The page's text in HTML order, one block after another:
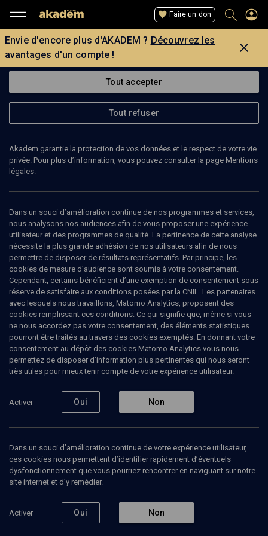
Faire un don
Envie d'encore plus d'AKADEM ? Découvrez les
avantages d'un compte !
Retour
Abonnez-vous à notre newsletter
La rédaction
Tout accepter
Tout refuser
Akadem garantie la protection de vos données et le respect de votre vie
privée. Pour plus d’information, vous pouvez consulter la page Mentions
légales.
Dans un souci d’amélioration continue de nos programmes et services,
nous analysons nos audiences afin de vous proposer une expérience
utilisateur et des programmes de qualité. La pertinence de cette analyse
nécessite la plus grande adhésion de nos utilisateurs afin de nous
permettre de disposer de résultats représentatifs. Par principe, les
cookies de mesure d’audience sont soumis à votre consentement.
Cependant, certains bénéficient d’une exemption de consentement sous
réserve de satisfaire aux conditions posées par la CNIL. Les partenaires
avec lesquels nous travaillons, Matomo Analytics, proposent des
cookies remplissant ces conditions. Ce qui signifie que, même si vous
ne nous accordez pas votre consentement, des éléments statistiques
pourront être traités au travers des cookies exemptés. En donnant votre
consentement au dépôt des cookies Matomo Analytics vous nous
permettez de disposer d’information plus pertinentes qui nous seront
très utiles pour mieux tenir compte de votre expérience utilisateur.
Activer Oui Non
Dans un souci d’amélioration continue de votre expérience utilisateur,
ces cookies nous permettent d’identifier rapidement d’éventuels
dysfonctionnement que vous pourriez rencontrer en naviguant sur notre
site internet et d’y remédier.
Activer Oui Non